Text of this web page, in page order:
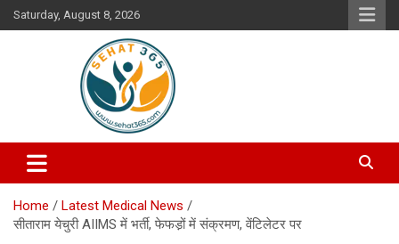
Skip
to
Saturday, August 8, 2026
Sehat365
Your's Complete Health Guide
Home
Latest Medical News
सीताराम येचुरी AIIMS में भर्ती, फेफड‍़ों में संक्रमण, वेंटिलेटर पर